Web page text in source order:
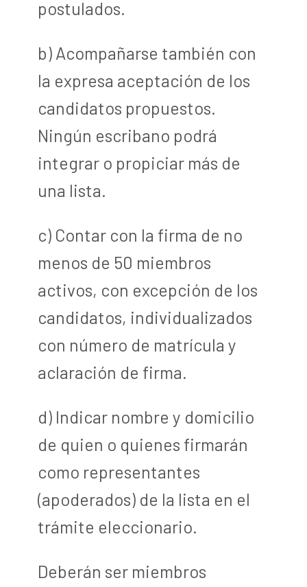
postulados.
b) Acompañarse también con
la expresa aceptación de los
candidatos propuestos.
Ningún escribano podrá
integrar o propiciar más de
una lista.
c) Contar con la firma de no
menos de 50 miembros
activos, con excepción de los
candidatos, individualizados
con número de matrícula y
aclaración de firma.
d) Indicar nombre y domicilio
de quien o quienes firmarán
como representantes
(apoderados) de la lista en el
trámite eleccionario.
Deberán ser miembros